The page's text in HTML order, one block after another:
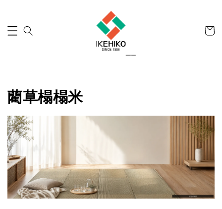
藺草榻榻米